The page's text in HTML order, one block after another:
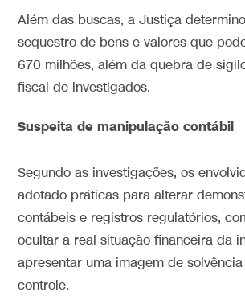
Além das buscas, a Justiça
sequestro de bens e valores que
670 milhões, além da quebra de
fiscal de investigados.
Suspeita de manipulação contábil
Segundo as investigações, os
adotado práticas para alterar
contábeis e registros regulatórios,
ocultar a real situação financeira da
apresentar uma imagem de
controle.